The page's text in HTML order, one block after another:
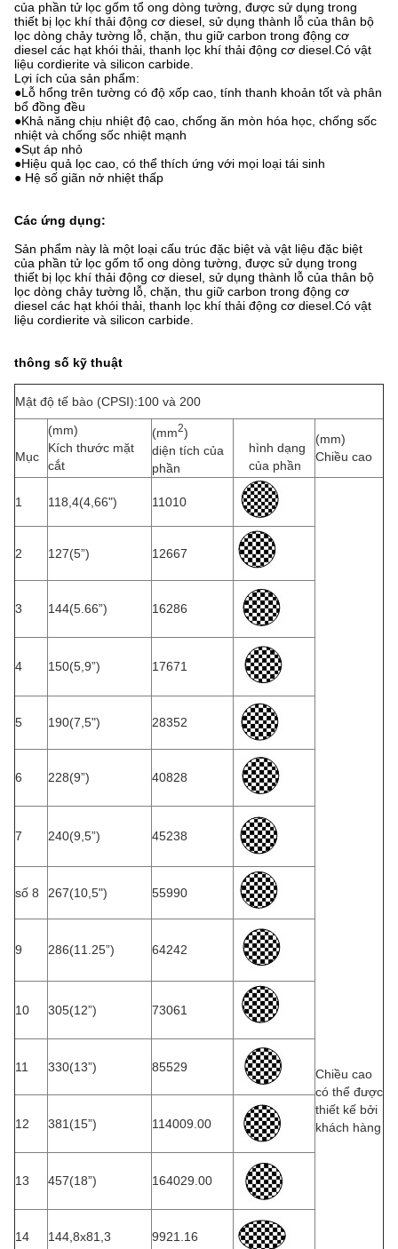
của phần tử lọc gốm tổ ong dòng tường, được sử dụng trong
thiết bị lọc khí thải động cơ diesel, sử dụng thành lỗ của thân bộ
lọc dòng chảy tường lỗ, chặn, thu giữ carbon trong động cơ
diesel các hạt khói thải, thanh lọc khí thải động cơ diesel.Có vật
liệu cordierite và silicon carbide.
Lợi ích của sản phẩm:
●Lỗ hổng trên tường có độ xốp cao, tính thanh khoản tốt và phân
bổ đồng đều
●Khả năng chịu nhiệt độ cao, chống ăn mòn hóa học, chống sốc
nhiệt và chống sốc nhiệt mạnh
●Sụt áp nhỏ
●Hiệu quả lọc cao, có thể thích ứng với mọi loại tái sinh
● Hệ số giãn nở nhiệt thấp
Các ứng dụng:
Sản phẩm này là một loại cấu trúc đặc biệt và vật liệu đặc biệt
của phần tử lọc gốm tổ ong dòng tường, được sử dụng trong
thiết bị lọc khí thải động cơ diesel, sử dụng thành lỗ của thân bộ
lọc dòng chảy tường lỗ, chặn, thu giữ carbon trong động cơ
diesel các hạt khói thải, thanh lọc khí thải động cơ diesel.Có vật
liệu cordierite và silicon carbide.
thông số kỹ thuật
Mật độ tế bào (CPSI):100 và 200
Mục
(mm)
Kích thước mặt
cắt
(mm2)
diện tích của
phần
hình dạng
của phần
(mm)
Chiều cao
1 118,4(4,66") 11010
Chiều cao
có thể được
thiết kế bởi
khách hàng
2 127(5”) 12667
3 144(5.66”) 16286
4 150(5,9”) 17671
5 190(7,5") 28352
6 228(9”) 40828
7 240(9,5”) 45238
số 8 267(10,5") 55990
9 286(11.25”) 64242
10 305(12”) 73061
11 330(13”) 85529
12 381(15”) 114009.00
13 457(18”) 164029.00
14 144,8x81,3 9921.16